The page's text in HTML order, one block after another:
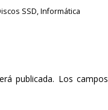
SSD,Informática
publicada. Los campos